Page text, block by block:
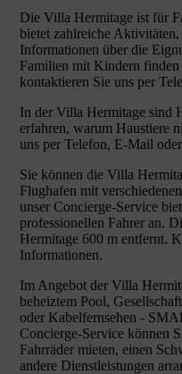
Die Villa Hermitage ist für
bietet zahlreiche
Informationen über die
Familien mit Kindern finden
kontaktieren Sie uns per
In der Villa Hermitage sind
erfahren, warum Haustiere
uns per Telefon, E-Mail
Sie können die Villa
Flughafen mit
unser Concierge-Service
professionellen Fahrer an.
Hermitage 600 m entfernt.
Informationen.
Im Angebot der Villa
beheiztem Pool,
oder Kabelfernsehen -
Concierge-Service können
Fahrräder mieten, einen
andere Dienstleistungen